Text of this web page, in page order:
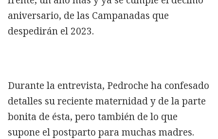
aniversario, de las Campanadas que
despedirán el 2023.
Durante la entrevista, Pedroche ha confesado
detalles su reciente maternidad y de la parte
bonita de ésta, pero también de lo que
supone el postparto para muchas madres.